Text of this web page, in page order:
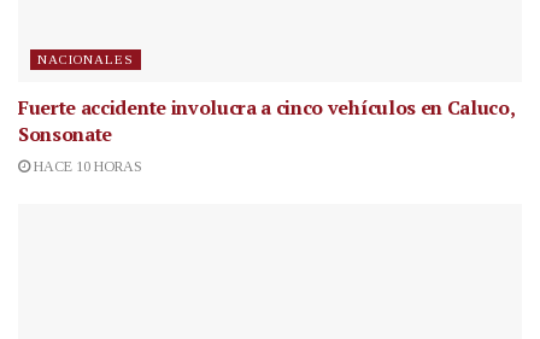
NACIONALES
Fuerte accidente involucra a cinco vehículos en Caluco,
Sonsonate
HACE 10 HORAS